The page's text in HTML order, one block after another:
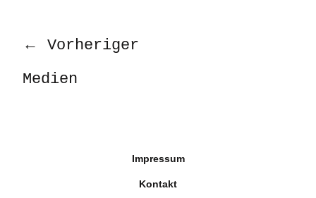
←
Vorheriger
Medien
Impressum
Kontakt